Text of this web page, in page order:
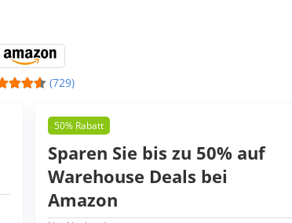
(729)
50% Rabatt
Sparen Sie bis zu 50% auf
Warehouse Deals bei
Amazon